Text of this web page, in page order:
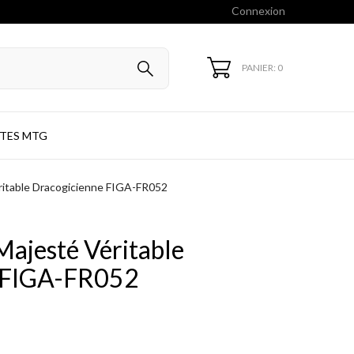
Connexion
PANIER: 0
MTG
Dracogicienne FIGA-FR052
Véritable
FR052